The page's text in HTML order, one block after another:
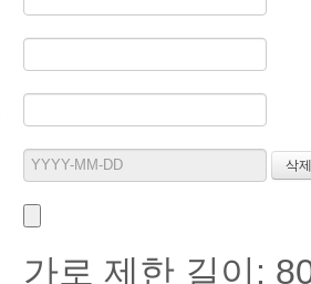
가로 제한 길이: